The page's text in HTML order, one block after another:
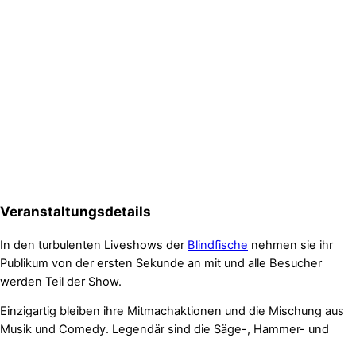
Veranstaltungsdetails
In den turbulenten Liveshows der Blindfische nehmen sie ihr
Publikum von der ersten Sekunde an mit und alle Besucher
werden Teil der Show.
Einzigartig bleiben ihre Mitmachaktionen und die Mischung aus
Musik und Comedy. Legendär sind die Säge-, Hammer- und